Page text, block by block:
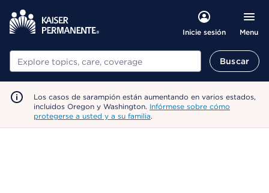
Inicie sesión Menu
Buscar Buscar
Los casos de sarampión están aumentando en varios estados,
incluidos Oregon y Washington. Infórmese sobre cómo
protegerse a usted y a su familia.